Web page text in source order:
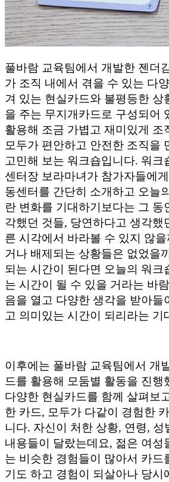
풀바람 교육팀에서 개발한 젠더
가 조직 내에서 겪을 수 있는 다
겨 있는 현실카드와 불평등한 상
을 주는 무지개카드로 구성되어
활용해 조금 가볍고 재미있게 조
모두가 편안하고 안전한 조직을
고민해 보는 워크숍입니다. 워크
센터장 보라마녀가 참가자들에
동센터를 간단히 소개하고 오늘
란 변화를 기대하기보다는 그 동
각했던 것들, 당연하다고 생각했
른 시각에서 바라볼 수 있지 않
거나 배제되는 상황들은 없었을
되는 시간이 된다면 오늘의 워크
는 시간이 될 수 있을 거라는 바
음을 열고 다양한 생각을 받아들
고 의미있는 시간이 되리라는 기
이후에는 풀바람 교육팀에서 개
드를 활용해 모둠별 활동을 진행
다양한 현실카드를 함께 살펴보
한 카드, 모두가 다같이 경험한
니다. 자신이 처한 상황, 연령, 성
내용들이 달랐는데요, 젊은 여성
는 비슷한 경험들이 많아서 카드
기도 하고 경험이 되살아나 당시